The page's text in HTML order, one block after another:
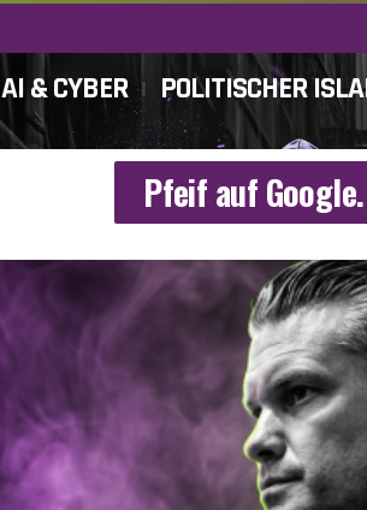
AI & CYBER POLITISCHER
Pfeif auf